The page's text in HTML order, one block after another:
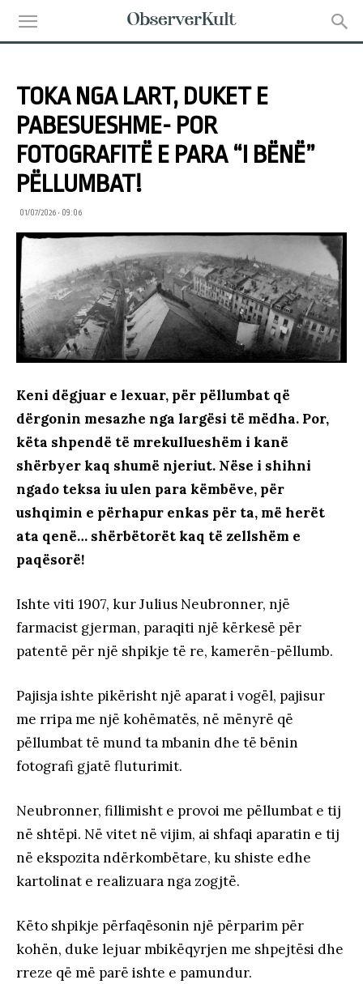
TOKA NGA LART, DUKET E
PABESUESHME- POR
FOTOGRAFITË E PARA “I BËNË”
PËLLUMBAT!
01/07/2026 • 09:06
Keni dëgjuar e lexuar, për pëllumbat që
dërgonin mesazhe nga largësi të mëdha. Por,
këta shpendë të mrekullueshëm i kanë
shërbyer kaq shumë njeriut. Nëse i shihni
ngado teksa iu ulen para këmbëve, për
ushqimin e përhapur enkas për ta, më herët
ata qenë… shërbëtorët kaq të zellshëm e
paqësorë!
Ishte viti 1907, kur Julius Neubronner, një
farmacist gjerman, paraqiti një kërkesë për
patentë për një shpikje të re, kamerën-pëllumb.
Pajisja ishte pikërisht një aparat i vogël, pajisur
me rripa me një kohëmatës, në mënyrë që
pëllumbat të mund ta mbanin dhe të bënin
fotografi gjatë fluturimit.
Neubronner, fillimisht e provoi me pëllumbat e tij
në shtëpi. Në vitet në vijim, ai shfaqi aparatin e tij
në ekspozita ndërkombëtare, ku shiste edhe
kartolinat e realizuara nga zogjtë.
Këto shpikje përfaqësonin një përparim për
kohën, duke lejuar mbikëqyrjen me shpejtësi dhe
rreze që më parë ishte e pamundur.